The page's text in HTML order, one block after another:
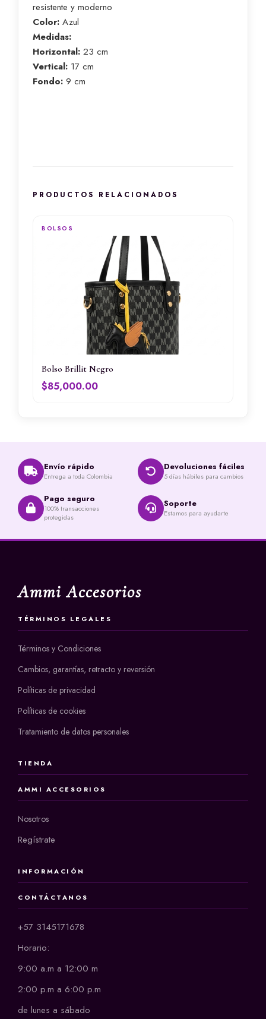
resistente y moderno
Color: Azul
Medidas:
Horizontal: 23 cm
Vertical: 17 cm
Fondo: 9 cm
PRODUCTOS RELACIONADOS
BOLSOS
Bolso Brillit Negro
$85,000.00
Envío rápido
Entrega a toda Colombia
Devoluciones fáciles
5 días hábiles para cambios
Pago seguro
100% transacciones
protegidas
Soporte
Estamos para ayudarte
Ammi Accesorios
TÉRMINOS LEGALES
Términos y Condiciones
Cambios, garantías, retracto y reversión
Políticas de privacidad
Políticas de cookies
Tratamiento de datos personales
TIENDA
AMMI ACCESORIOS
Nosotros
Regístrate
INFORMACIÓN
CONTÁCTANOS
+57 3145171678
Horario:
9:00 a.m a 12:00 m
2:00 p.m a 6:00 p.m
de lunes a sábado